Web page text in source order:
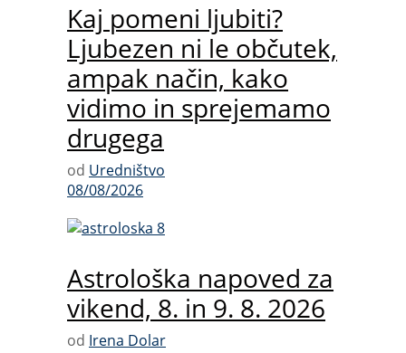
Kaj pomeni ljubiti?
Ljubezen ni le občutek,
ampak način, kako
vidimo in sprejemamo
drugega
od Uredništvo
08/08/2026
Astrološka napoved za
vikend, 8. in 9. 8. 2026
od Irena Dolar